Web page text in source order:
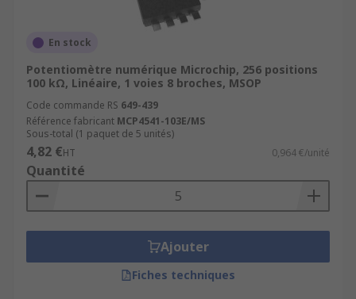
En stock
Potentiomètre numérique Microchip, 256 positions
100 kΩ, Linéaire, 1 voies 8 broches, MSOP
Code commande RS 649-439
Référence fabricant MCP4541-103E/MS
Sous-total (1 paquet de 5 unités)
4,82 €HT 0,964 €/unité
Quantité
Ajouter
Fiches techniques